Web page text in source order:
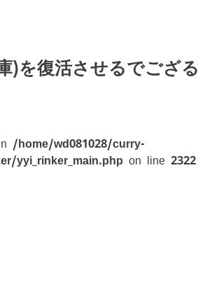
)を復活させるでござる
/home/wd081028/curry-
yyi_rinker_main.php on line 2322